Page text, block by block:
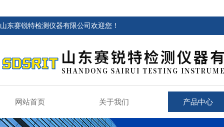
山东赛锐特检测仪器有限公司欢迎您！
网站首页 关于我们 产品中心